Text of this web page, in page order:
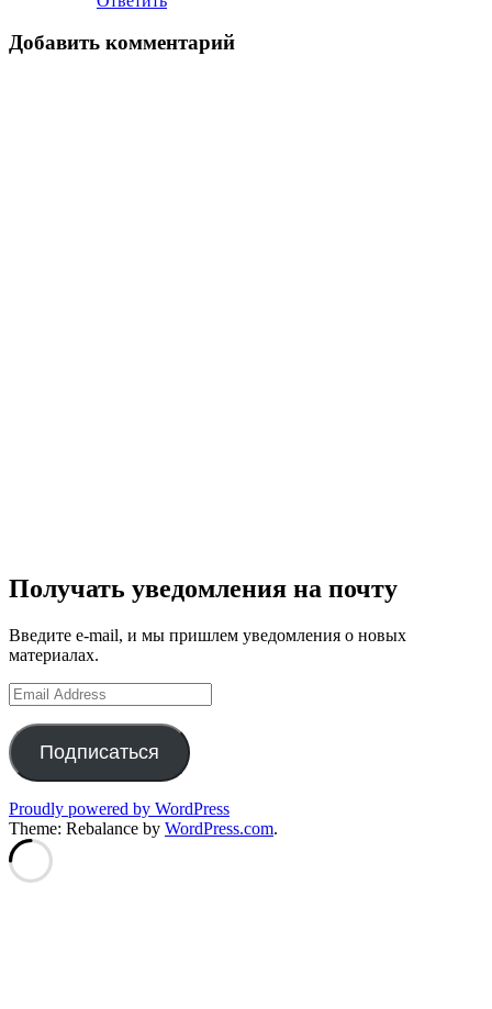
Добавить комментарий
Получать уведомления на почту
Введите e-mail, и мы пришлем уведомления о новых
материалах.
Email
Address
Подписаться
Proudly powered by WordPress
Theme: Rebalance by WordPress.com.